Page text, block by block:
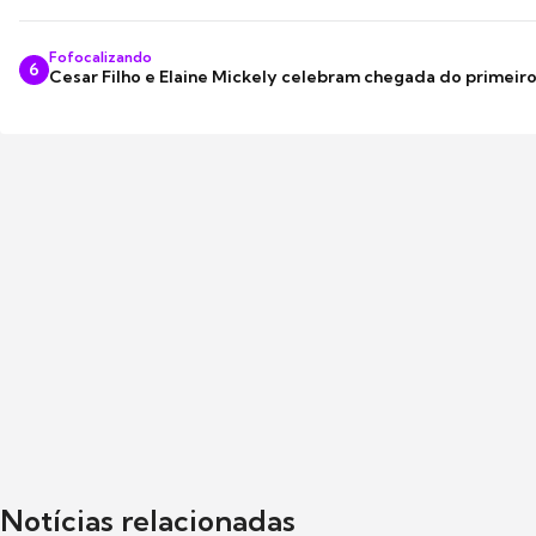
6
Fofocalizando
Cesar Filho e Elaine Mickely celebram chegada do
Notícias relacionadas